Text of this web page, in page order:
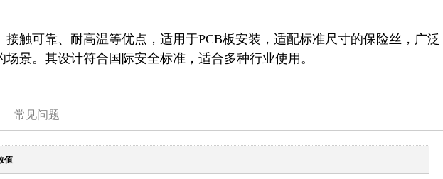
触可靠、耐高温等优点，适用于PCB板安装，适配标准尺寸的保险丝，广泛
景。其设计符合国际安全标准，适合多种行业使用。
常见问题
值